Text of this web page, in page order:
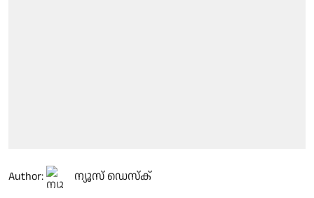
Author: ന്യൂസ് ഡെസ്ക്